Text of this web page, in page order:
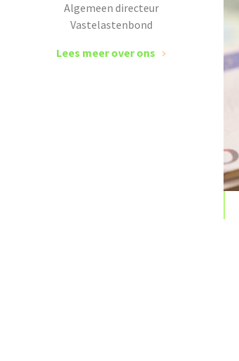
Algemeen directeur
Vastelastenbond
Lees meer over ons